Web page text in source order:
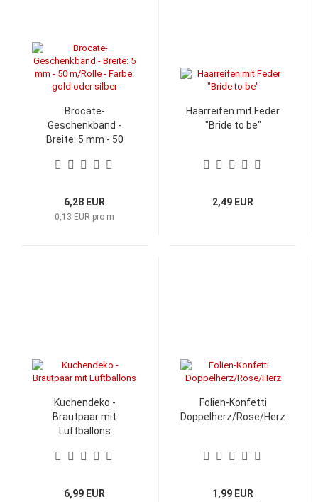
Brocate-
Geschenkband -
Breite: 5 mm - 50
oder silber
6,28 EUR
0,13 EUR pro m
Haarreifen mit Feder
"Bride to be"
2,49 EUR
Kuchendeko -
Brautpaar mit
Luftballons
6,99 EUR
Folien-Konfetti
Doppelherz/Rose/Herz
1,99 EUR